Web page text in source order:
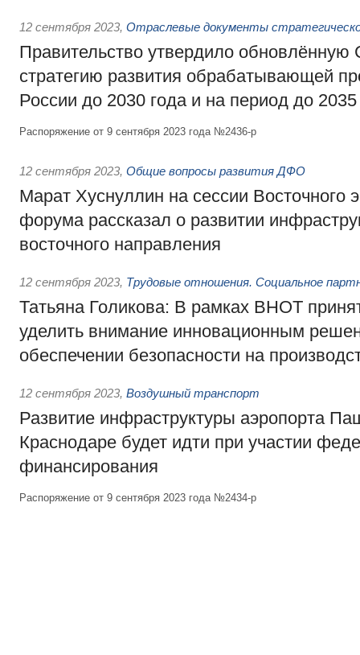
12 сентября 2023, Отраслевые документы
Правительство утвердило
стратегию развития обрабатывающей
России до 2030 года и на период до 2035
Распоряжение от 9 сентября 2023 года №2436-р
12 сентября 2023, Общие вопросы развития ДФО
Марат Хуснуллин на сессии Восточного
форума рассказал о развитии
восточного направления
12 сентября 2023, Трудовые отношения. Социальное
Татьяна Голикова: В рамках ВНОТ
уделить внимание инновационным
обеспечении безопасности на
12 сентября 2023, Воздушный транспорт
Развитие инфраструктуры аэропорта
Краснодаре будет идти при участии
финансирования
Распоряжение от 9 сентября 2023 года №2434-р